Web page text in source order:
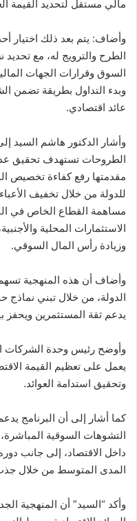
مالي مستقل لتحديد القيمة
وأضاف: يتم بعد ذلك اختيار
الطرح والترويج له، مع
السوق وقرارات الجهات
وبدء التداول بطريقة تضمن
عائد اقتصادي.
وأشار الدكتور هاشم السيد
الطروحات تستهدف تحقيق
مقدمتها رفع كفاءة تخصيص
للدولة من خلال تخفيف
مساهمة القطاع الخاص في
الاستثمارات المحلية
وزيادة رأس المال السوقي.
وأضاف أن هذه المنهجية
الدولة، من خلال تبني نماذج
يدعم ثقة المستثمرين ويحفز
وأوضح رئيس وحدة الشركات
يعمل على تعظيم القيمة
وتحقيق استدامة العوائد.
كما أشار إلى أن البرنامج
التشوهات السوقية
داخل الاقتصاد، إلى جانب
المدى المتوسط من خلال جذب
وأكد “السيد” أن المنهجية